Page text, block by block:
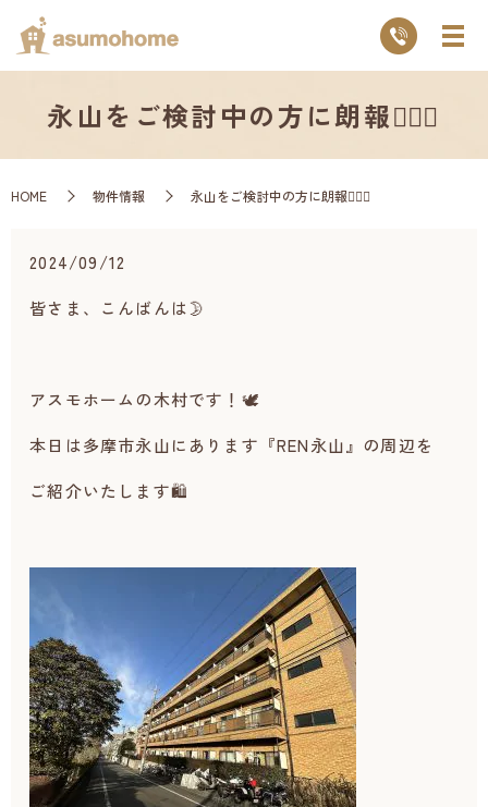
永山をご検討中の方に朗報💁🏻‍♂️
HOME 物件情報 永山をご検討中の方に朗報💁🏻‍♂️
2024/09/12
皆さま、こんばんは🌛
アスモホームの木村です！🕊️
本日は多摩市永山にあります『REN永山』の周辺を
ご紹介いたします🛍